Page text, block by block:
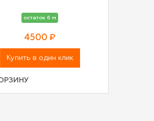
остаток 6 м
4500 ₽
Купить в один клик